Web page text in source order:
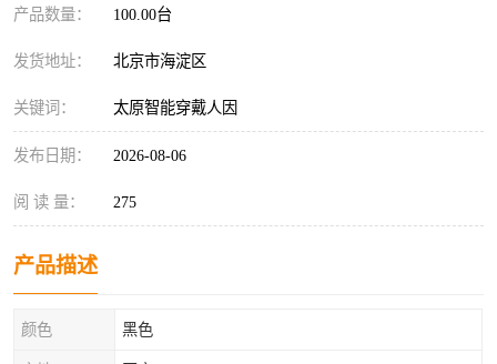
产品数量： 100.00台
发货地址： 北京市海淀区
关键词： 太原智能穿戴人因
发布日期： 2026-08-06
阅 读 量： 275
产品描述
颜色 黑色